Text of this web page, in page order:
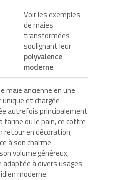
Voir les exemples
de maies
transformées
soulignant leur
polyvalence
moderne.
maie ancienne en une
unique et chargée
autrefois principalement
farine ou le pain, ce coffre
retour en décoration,
à son charme
volume généreux,
adaptée à divers usages
moderne.